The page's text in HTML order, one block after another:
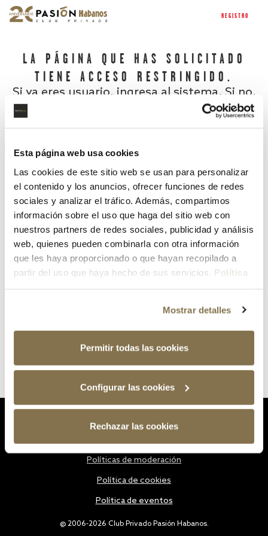
Esta página web usa cookies
Las cookies de este sitio web se usan para personalizar
el contenido y los anuncios, ofrecer funciones de redes
sociales y analizar el tráfico. Además, compartimos
información sobre el uso que haga del sitio web con
nuestros partners de redes sociales, publicidad y análisis
web, quienes pueden combinarla con otra información
que les haya proporcionado o que hayan recopilado a
partir del uso que haya hecho de sus servicios. Política
Mostrar detalles
Permitir todas las cookies
Configurar las cookies
Rechazar las cookies
REGISTRO
LA PÁGINA QUE HAS SOLICITADO
TIENE ACCESO RESTRINGIDO.
Si ya eres usuario, ingresa al sistema. Si no,
¿Has olvidado tu contraseña?
@ 2006-2026 Club Privado Pasión Habanos.
Políticas de moderación
Política de cookies
Política de eventos